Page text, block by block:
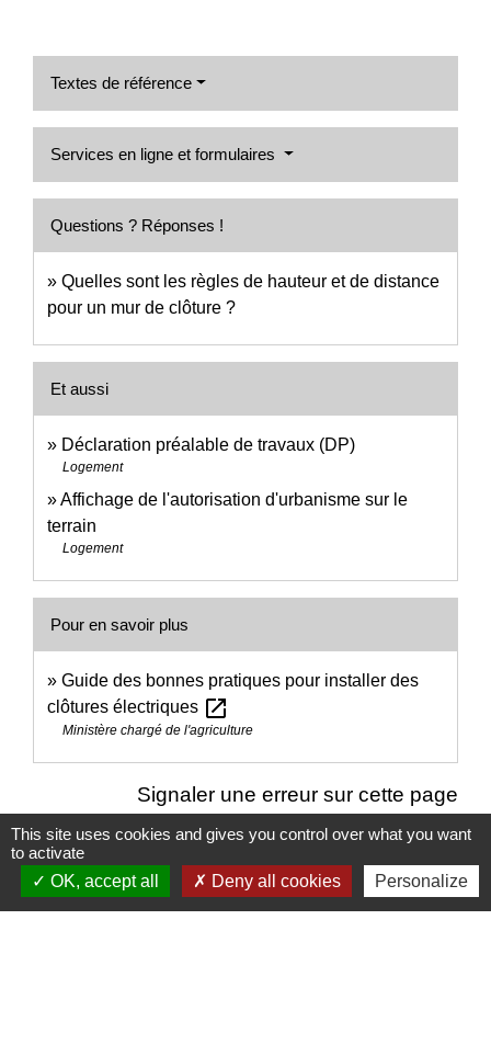
Textes de référence
Services en ligne et formulaires
Questions ? Réponses !
Quelles sont les règles de hauteur et de distance
pour un mur de clôture ?
Et aussi
Déclaration préalable de travaux (DP)
Logement
Affichage de l'autorisation d'urbanisme sur le
terrain
Logement
Pour en savoir plus
Guide des bonnes pratiques pour installer des
clôtures électriques open_in_new
Ministère chargé de l'agriculture
Signaler une erreur sur cette page
Nous contacter
This site uses cookies and gives you control over what you want
to activate
OK, accept all
Deny all cookies Personalize